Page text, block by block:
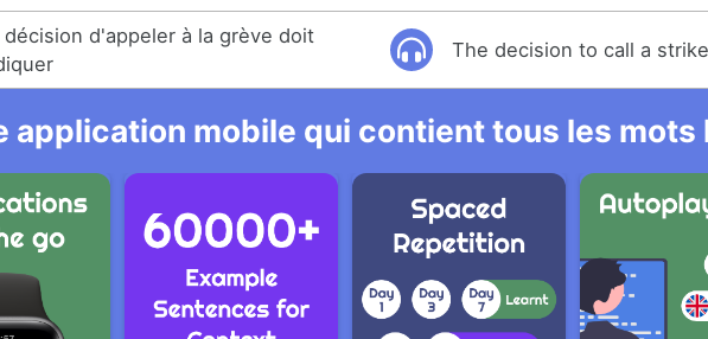
décision d'appeler à la grève doit
The decision to call a
application mobile qui contient tous les